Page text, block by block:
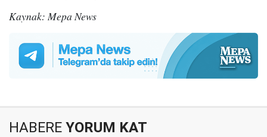
Kaynak: Mepa News
HABERE YORUM KAT